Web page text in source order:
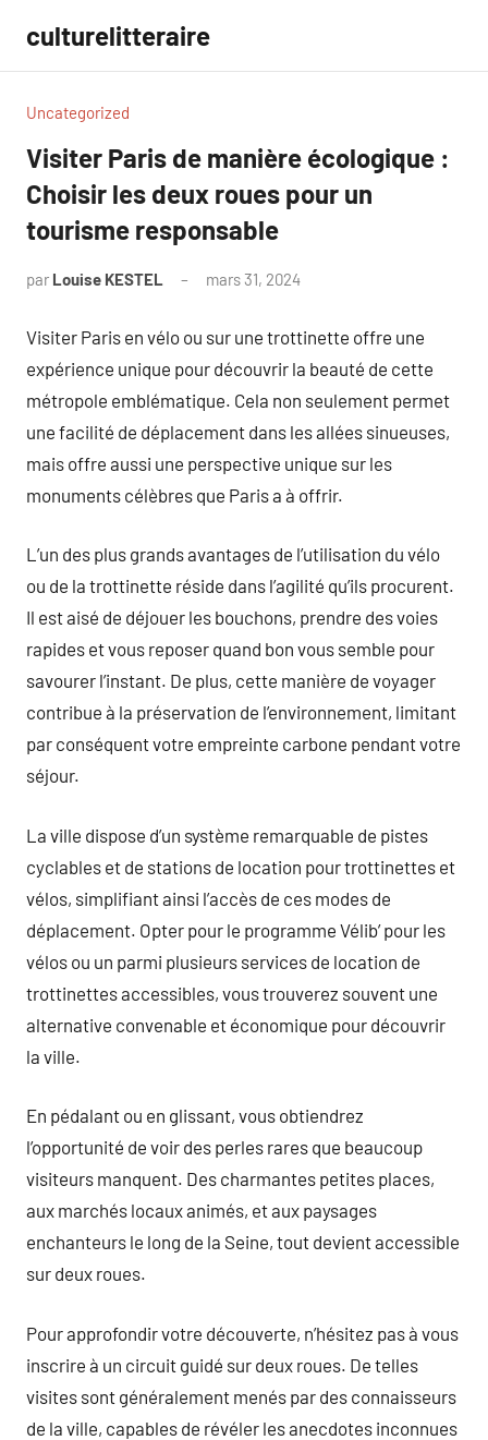
contenu
culturelitteraire
Uncategorized
Visiter Paris de manière écologique :
Choisir les deux roues pour un
tourisme responsable
par Louise KESTEL mars 31, 2024
Visiter Paris en vélo ou sur une trottinette offre une
expérience unique pour découvrir la beauté de cette
métropole emblématique. Cela non seulement permet
une facilité de déplacement dans les allées sinueuses,
mais offre aussi une perspective unique sur les
monuments célèbres que Paris a à offrir.
L’un des plus grands avantages de l’utilisation du vélo
ou de la trottinette réside dans l’agilité qu’ils procurent.
Il est aisé de déjouer les bouchons, prendre des voies
rapides et vous reposer quand bon vous semble pour
savourer l’instant. De plus, cette manière de voyager
contribue à la préservation de l’environnement, limitant
par conséquent votre empreinte carbone pendant votre
séjour.
La ville dispose d’un système remarquable de pistes
cyclables et de stations de location pour trottinettes et
vélos, simplifiant ainsi l’accès de ces modes de
déplacement. Opter pour le programme Vélib’ pour les
vélos ou un parmi plusieurs services de location de
trottinettes accessibles, vous trouverez souvent une
alternative convenable et économique pour découvrir
la ville.
En pédalant ou en glissant, vous obtiendrez
l’opportunité de voir des perles rares que beaucoup
visiteurs manquent. Des charmantes petites places,
aux marchés locaux animés, et aux paysages
enchanteurs le long de la Seine, tout devient accessible
sur deux roues.
Pour approfondir votre découverte, n’hésitez pas à vous
inscrire à un circuit guidé sur deux roues. De telles
visites sont généralement menés par des connaisseurs
de la ville, capables de révéler les anecdotes inconnues